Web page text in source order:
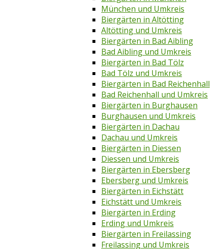
München und Umkreis
Biergärten in Altötting
Altötting und Umkreis
Biergärten in Bad Aibling
Bad Aibling und Umkreis
Biergärten in Bad Tölz
Bad Tölz und Umkreis
Biergärten in Bad Reichenhall
Bad Reichenhall und Umkreis
Biergärten in Burghausen
Burghausen und Umkreis
Biergärten in Dachau
Dachau und Umkreis
Biergärten in Diessen
Diessen und Umkreis
Biergärten in Ebersberg
Ebersberg und Umkreis
Biergärten in Eichstätt
Eichstätt und Umkreis
Biergärten in Erding
Erding und Umkreis
Biergärten in Freilassing
Freilassing und Umkreis